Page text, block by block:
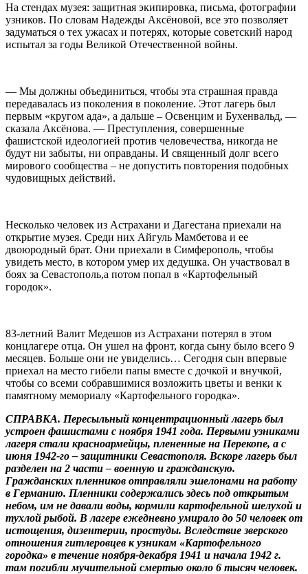
На стендах музея: защитная экипировка, письма, фотографии
узников. По словам Надежды Аксёновой, все это позволяет
задуматься о тех ужасах и потерях, которые советский народ
испытал за годы Великой Отечественной войны.
— Мы должны объединиться, чтобы эта страшная правда
передавалась из поколения в поколение. Этот лагерь был
первым «кругом ада», а дальше – Освенцим и Бухенвальд, —
сказала Аксёнова. — Преступления, совершенные
фашистской идеологией против человечества, никогда не
будут ни забыты, ни оправданы. И священный долг всего
мирового сообщества – не допустить повторения подобных
чудовищных действий.
Несколько человек из Астрахани и Дагестана приехали на
открытие музея. Среди них Айгуль Мамбетова и ее
двоюродный брат. Они приехали в Симферополь, чтобы
увидеть место, в котором умер их дедушка. Он участвовал в
боях за Севастополь,а потом попал в «Картофельный
городок».
83-летний Валит Медешов из Астрахани потерял в этом
концлагере отца. Он ушел на фронт, когда сыну было всего 9
месяцев. Больше они не увиделись… Сегодня сын впервые
приехал на место гибели папы вместе с дочкой и внучкой,
чтобы со всеми собравшимися возложить цветы и венки к
памятному мемориалу «Картофельного городка».
СПРАВКА. Пересыльный концентрационный лагерь был
устроен фашистами с ноября 1941 года. Первыми узниками
лагеря стали красноармейцы, плененные на Перекопе, а с
июня 1942-го – защитники Севастополя. Вскоре лагерь был
разделен на 2 части – военную и гражданскую.
Гражданских пленников отправляли эшелонами на работу
в Германию. Пленники содержались здесь под открытым
небом, им не давали воды, кормили картофельной шелухой и
тухлой рыбой. В лагере ежедневно умирало до 50 человек от
истощения, дизентерии, простуды. Вследствие зверского
отношения гитлеровцев к узникам «Картофельного
городка» в течение ноября-декабря 1941 и начала 1942 г.
там погибли мучительной смертью около 6 тысяч человек.